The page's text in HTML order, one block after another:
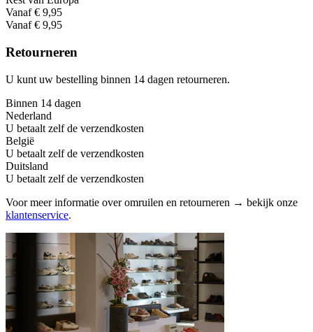
Vanaf € 9,95
Vanaf € 9,95
Retourneren
U kunt uw bestelling binnen 14 dagen retourneren.
Binnen 14 dagen
Nederland
U betaalt zelf de verzendkosten
België
U betaalt zelf de verzendkosten
Duitsland
U betaalt zelf de verzendkosten
Voor meer informatie over omruilen en retourneren → bekijk onze
klantenservice.